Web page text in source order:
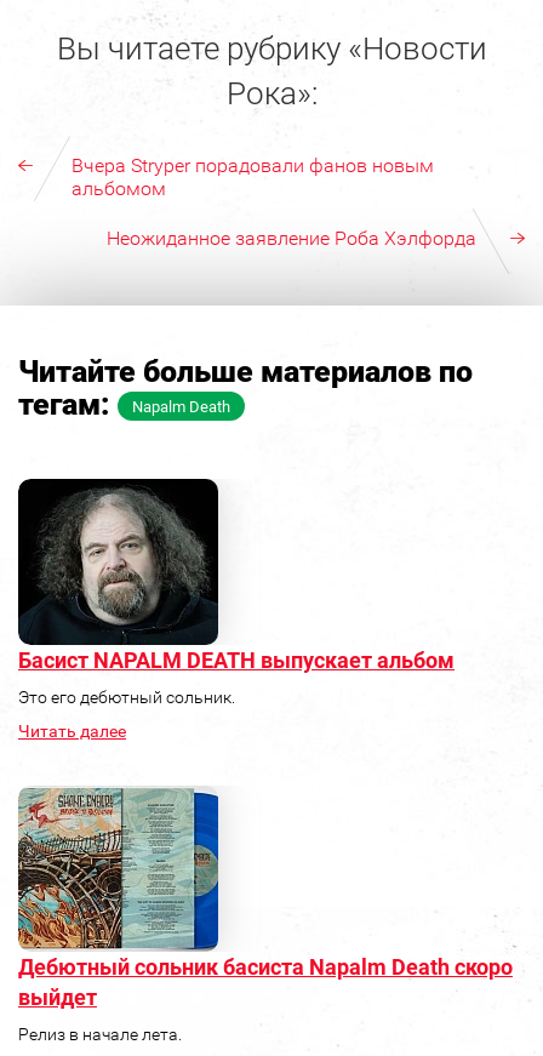
Вы читаете рубрику «Новости
Рока»:
Вчера Stryper порадовали фанов новым
альбомом
Неожиданное заявление Роба Хэлфорда
Читайте больше материалов по
тегам:
Napalm Death
Басист NAPALM DEATH выпускает альбом
Это его дебютный сольник.
Читать далее
Дебютный сольник басиста Napalm Death скоро
выйдет
Релиз в начале лета.